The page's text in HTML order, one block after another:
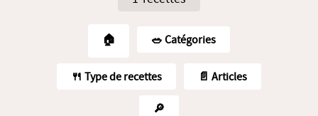
🏠 🥗️ Catégories
🍴 Type de recettes 📄 Articles
🔎